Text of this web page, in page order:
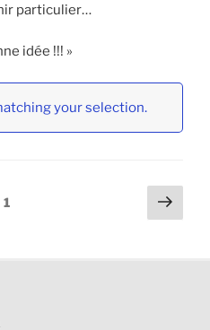
particulier…
idée !!! »
your selection.
1
Page